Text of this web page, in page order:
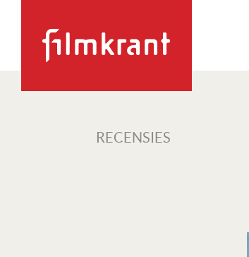
RECENSIES